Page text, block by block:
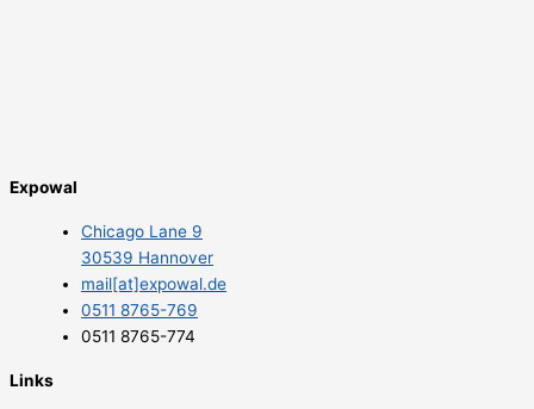
Expowal
Chicago Lane 9
30539 Hannover
mail[at]expowal.de
0511 8765-769
0511 8765-774
Links